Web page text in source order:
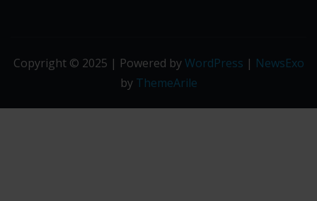
Copyright © 2025 | Powered byWordPress | NewsExo
by ThemeArile